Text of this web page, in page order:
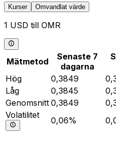
Kurser Omvandlat värde
1 USD till OMR
Mätmetod
Senaste 7
dagarna
Hög
0,3849
Låg
0,3845
Genomsnitt 0,3849
Volatilitet
0,06%